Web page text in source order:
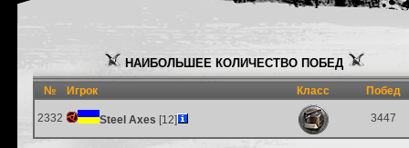
НАИБОЛЬШЕЕ КОЛИЧЕСТВО ПОБЕД
№ Игрок Класс Побед
2332 Steel Axes [12] 3447